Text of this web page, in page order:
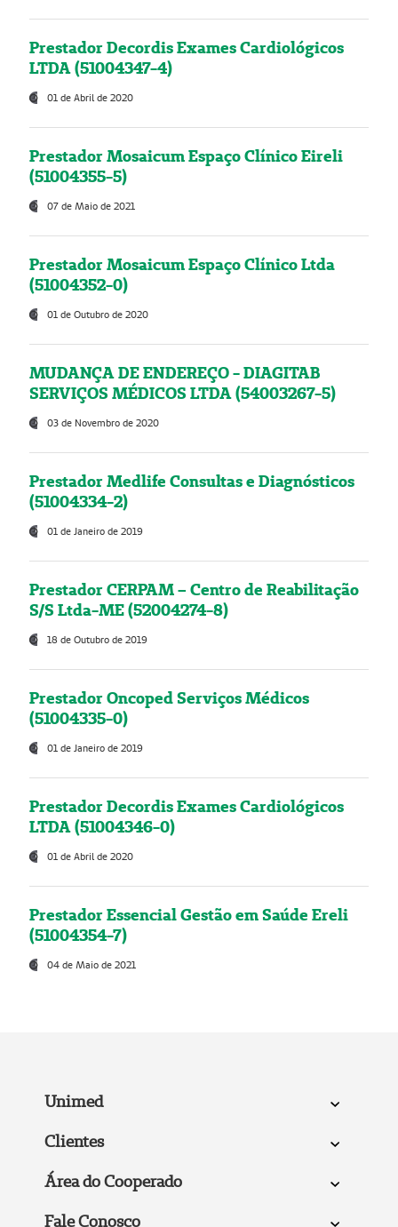
Prestador Decordis Exames Cardiológicos
LTDA (51004347-4)
01 de Abril de 2020
Prestador Mosaicum Espaço Clínico Eireli
(51004355-5)
07 de Maio de 2021
Prestador Mosaicum Espaço Clínico Ltda
(51004352-0)
01 de Outubro de 2020
MUDANÇA DE ENDEREÇO - DIAGITAB
SERVIÇOS MÉDICOS LTDA (54003267-5)
03 de Novembro de 2020
Prestador Medlife Consultas e Diagnósticos
(51004334-2)
01 de Janeiro de 2019
Prestador CERPAM – Centro de Reabilitação
S/S Ltda-ME (52004274-8)
18 de Outubro de 2019
Prestador Oncoped Serviços Médicos
(51004335-0)
01 de Janeiro de 2019
Prestador Decordis Exames Cardiológicos
LTDA (51004346-0)
01 de Abril de 2020
Prestador Essencial Gestão em Saúde Ereli
(51004354-7)
04 de Maio de 2021
Unimed
Clientes
Área do Cooperado
Fale Conosco